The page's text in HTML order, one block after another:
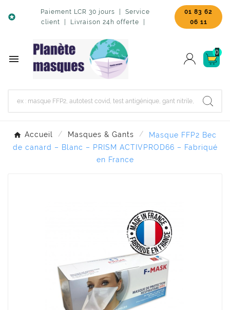

Paiement LCR 30 jours | Service
client | Livraison 24h offerte |
01 83 62
06 11

0
Accueil Masques & Gants
Masque FFP2 Bec
de canard – Blanc – PRISM ACTIVPROD66 – Fabriqué
en France